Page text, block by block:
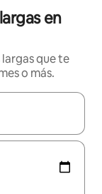
en
que te
o más.
navegar